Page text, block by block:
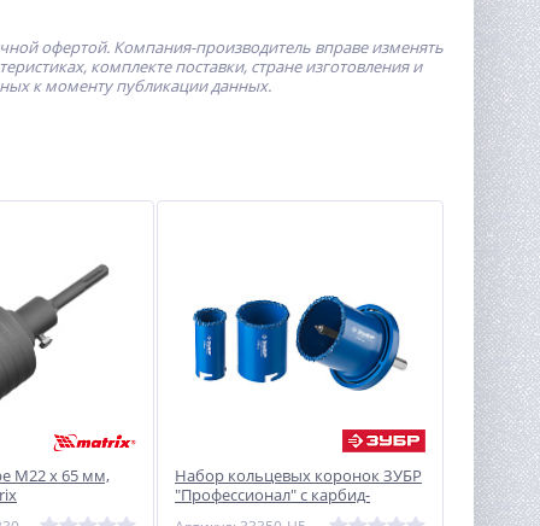
офертой. Компания-производитель вправе изменять
комплекте поставки, стране изготовления и
к моменту публикации данных.
М22 х 65 мм,
Набор кольцевых коронок ЗУБР
″Профессионал″ c карбид-
вольфрамовым нанесением, 5